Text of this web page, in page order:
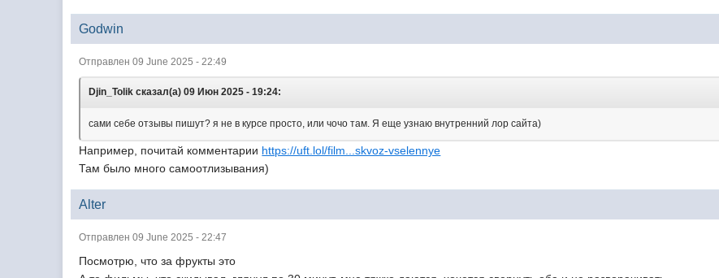
Godwin
Отправлен 09 June 2025 - 22:49
Djin_Tolik сказал(а) 09 Июн 2025 - 19:24:
сами себе отзывы пишут? я не в курсе просто, или чочо там. Я еще узнаю внутренний лор сайта)
Например, почитай комментарии https://uft.lol/film...skvoz-vselennye
Там было много самоотлизывания)
Alter
Отправлен 09 June 2025 - 22:47
Посмотрю, что за фрукты это